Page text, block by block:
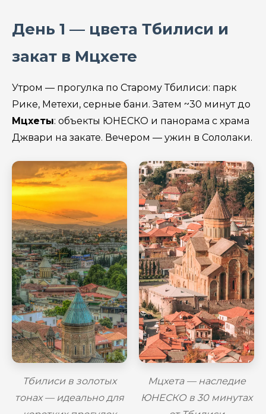
День 1 — цвета Тбилиси и
закат в Мцхете
Утром — прогулка по Старому Тбилиси: парк
Рике, Метехи, серные бани. Затем ~30 минут до
Мцхеты: объекты ЮНЕСКО и панорама с храма
Джвари на закате. Вечером — ужин в Сололаки.
Тбилиси в золотых
тонах — идеально для
Мцхета — наследие
ЮНЕСКО в 30 минутах